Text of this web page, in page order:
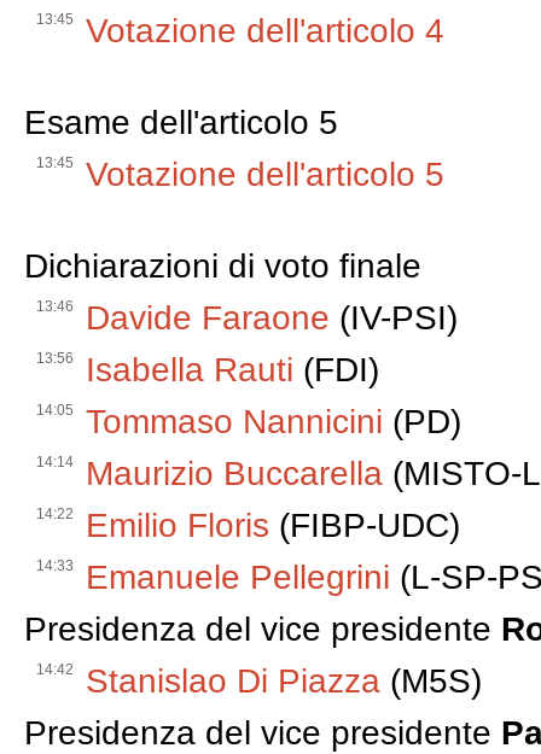
13:45 Votazione dell'articolo 4
Esame dell'articolo 5
13:45 Votazione dell'articolo 5
Dichiarazioni di voto finale
13:46 Davide Faraone (IV-PSI)
13:56 Isabella Rauti (FDI)
14:05 Tommaso Nannicini (PD)
14:14 Maurizio Buccarella (MISTO-
14:22 Emilio Floris (FIBP-UDC)
14:33 Emanuele Pellegrini (L-SP-
Presidenza del vice presidente
14:42 Stanislao Di Piazza (M5S)
Presidenza del vice presidente